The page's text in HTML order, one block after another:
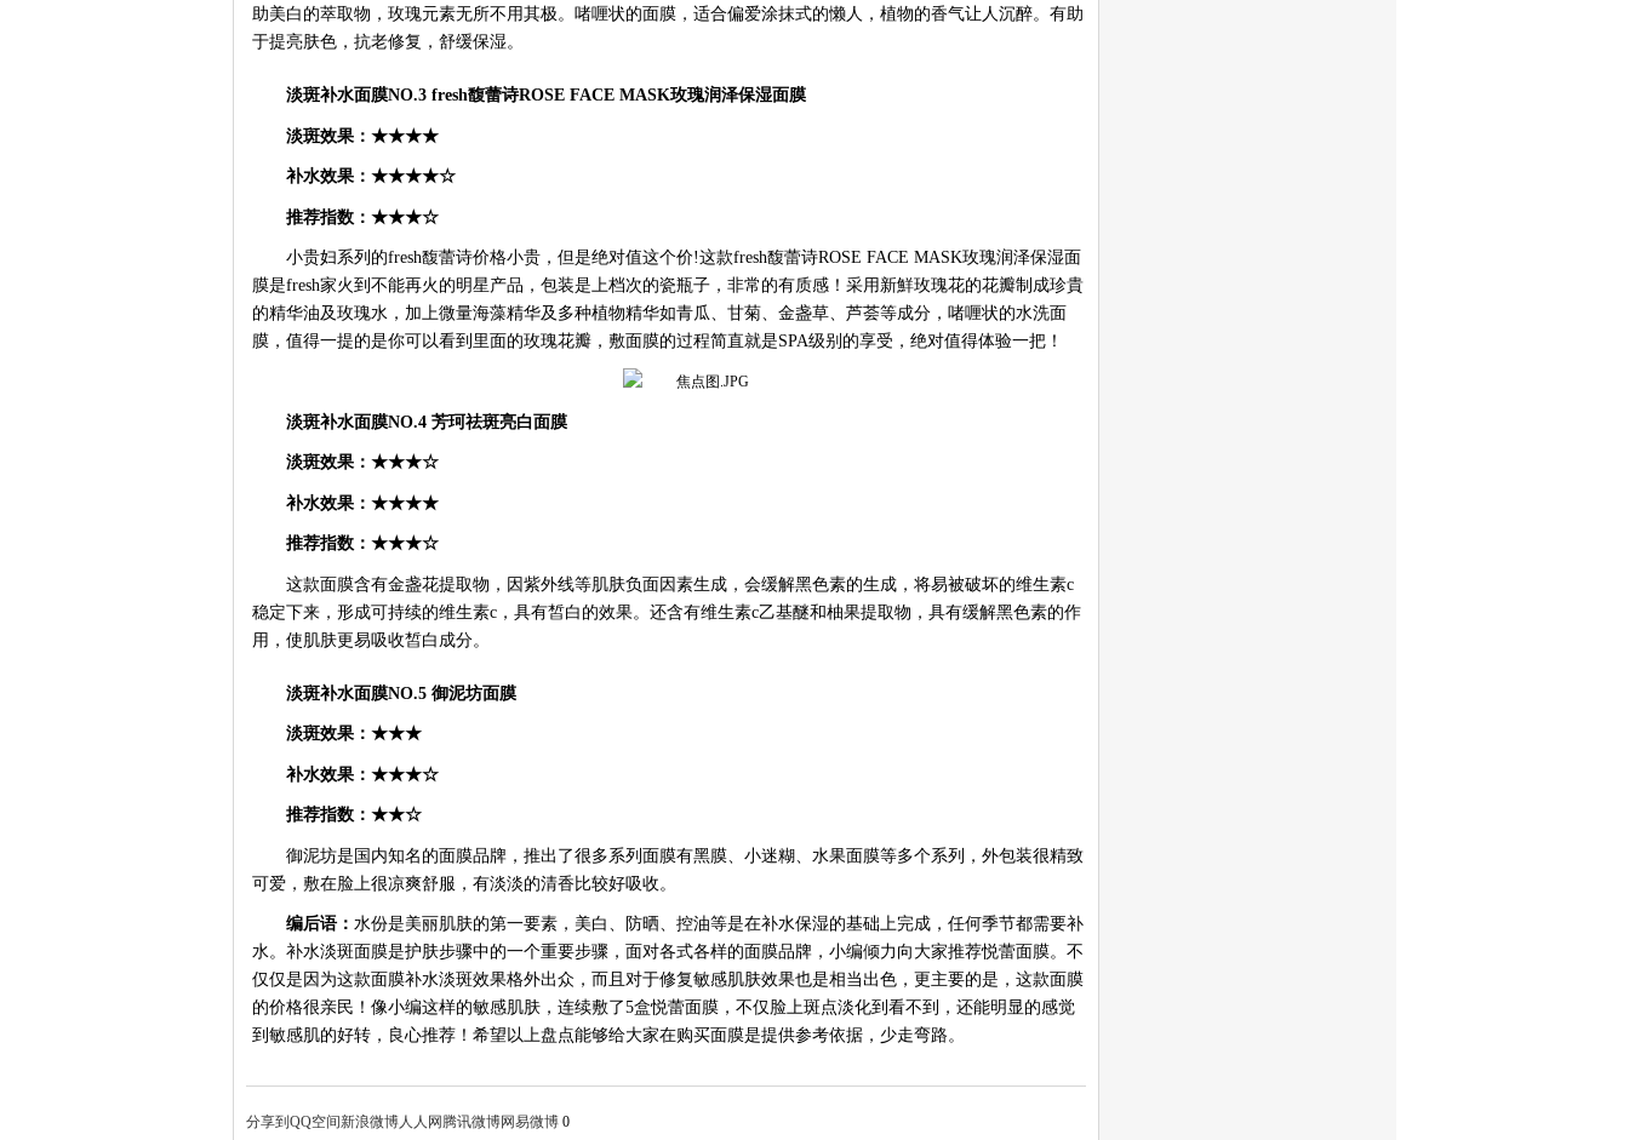
助美白的萃取物，玫瑰元素无所不用其极。啫喱状的面膜，适合偏爱涂抹式的懒人，植物的香气让人沉醉。有助
于提亮肤色，抗老修复，舒缓保湿。
淡斑补水面膜NO.3 fresh馥蕾诗ROSE FACE MASK玫瑰润泽保湿面膜
淡斑效果：★★★★
补水效果：★★★★☆
推荐指数：★★★☆
小贵妇系列的fresh馥蕾诗价格小贵，但是绝对值这个价!这款fresh馥蕾诗ROSE FACE MASK玫瑰润泽保湿面
膜是fresh家火到不能再火的明星产品，包装是上档次的瓷瓶子，非常的有质感！采用新鮮玫瑰花的花瓣制成珍貴
的精华油及玫瑰水，加上微量海藻精华及多种植物精华如青瓜、甘菊、金盏草、芦荟等成分，啫喱状的水洗面
膜，值得一提的是你可以看到里面的玫瑰花瓣，敷面膜的过程简直就是SPA级别的享受，绝对值得体验一把！
淡斑补水面膜NO.4 芳珂祛斑亮白面膜
淡斑效果：★★★☆
补水效果：★★★★
推荐指数：★★★☆
这款面膜含有金盏花提取物，因紫外线等肌肤负面因素生成，会缓解黑色素的生成，将易被破坏的维生素c
稳定下来，形成可持续的维生素c，具有皙白的效果。还含有维生素c乙基醚和柚果提取物，具有缓解黑色素的作
用，使肌肤更易吸收皙白成分。
淡斑补水面膜NO.5 御泥坊面膜
淡斑效果：★★★
补水效果：★★★☆
推荐指数：★★☆
御泥坊是国内知名的面膜品牌，推出了很多系列面膜有黑膜、小迷糊、水果面膜等多个系列，外包装很精致
可爱，敷在脸上很凉爽舒服，有淡淡的清香比较好吸收。
编后语：水份是美丽肌肤的第一要素，美白、防晒、控油等是在补水保湿的基础上完成，任何季节都需要补
水。补水淡斑面膜是护肤步骤中的一个重要步骤，面对各式各样的面膜品牌，小编倾力向大家推荐悦蕾面膜。不
仅仅是因为这款面膜补水淡斑效果格外出众，而且对于修复敏感肌肤效果也是相当出色，更主要的是，这款面膜
的价格很亲民！像小编这样的敏感肌肤，连续敷了5盒悦蕾面膜，不仅脸上斑点淡化到看不到，还能明显的感觉
到敏感肌的好转，良心推荐！希望以上盘点能够给大家在购买面膜是提供参考依据，少走弯路。
分享到 QQ空间新浪微博人人网 腾讯微博网易微博 0